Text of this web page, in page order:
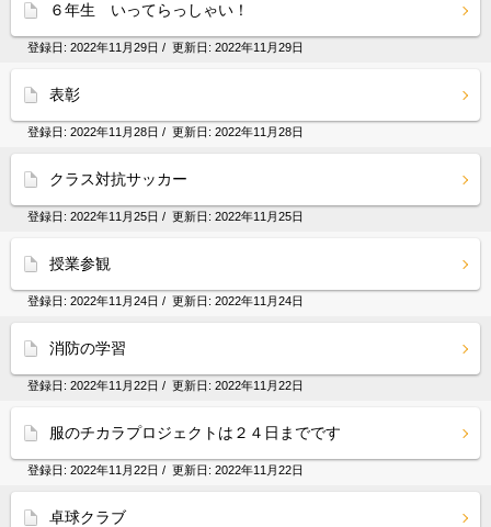
６年生 いってらっしゃい！
登録日: 2022年11月29日 / 更新日: 2022年11月29日
表彰
登録日: 2022年11月28日 / 更新日: 2022年11月28日
クラス対抗サッカー
登録日: 2022年11月25日 / 更新日: 2022年11月25日
授業参観
登録日: 2022年11月24日 / 更新日: 2022年11月24日
消防の学習
登録日: 2022年11月22日 / 更新日: 2022年11月22日
服のチカラプロジェクトは２４日までです
登録日: 2022年11月22日 / 更新日: 2022年11月22日
卓球クラブ